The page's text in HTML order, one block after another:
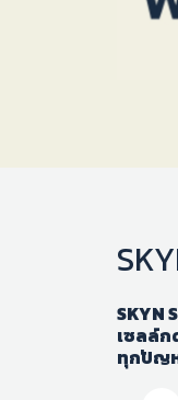
SKYN
เซลล์ก
ทุกปัญ